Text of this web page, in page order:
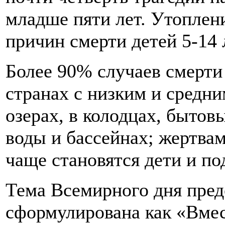
младше пяти лет.
причин смерти детей 5-14
Более 90% случаев
странах с низким и
озерах, в колодцах,
воды и бассейнах;
чаще становятся дети и
Тема Всемирного дня
сформулирована как